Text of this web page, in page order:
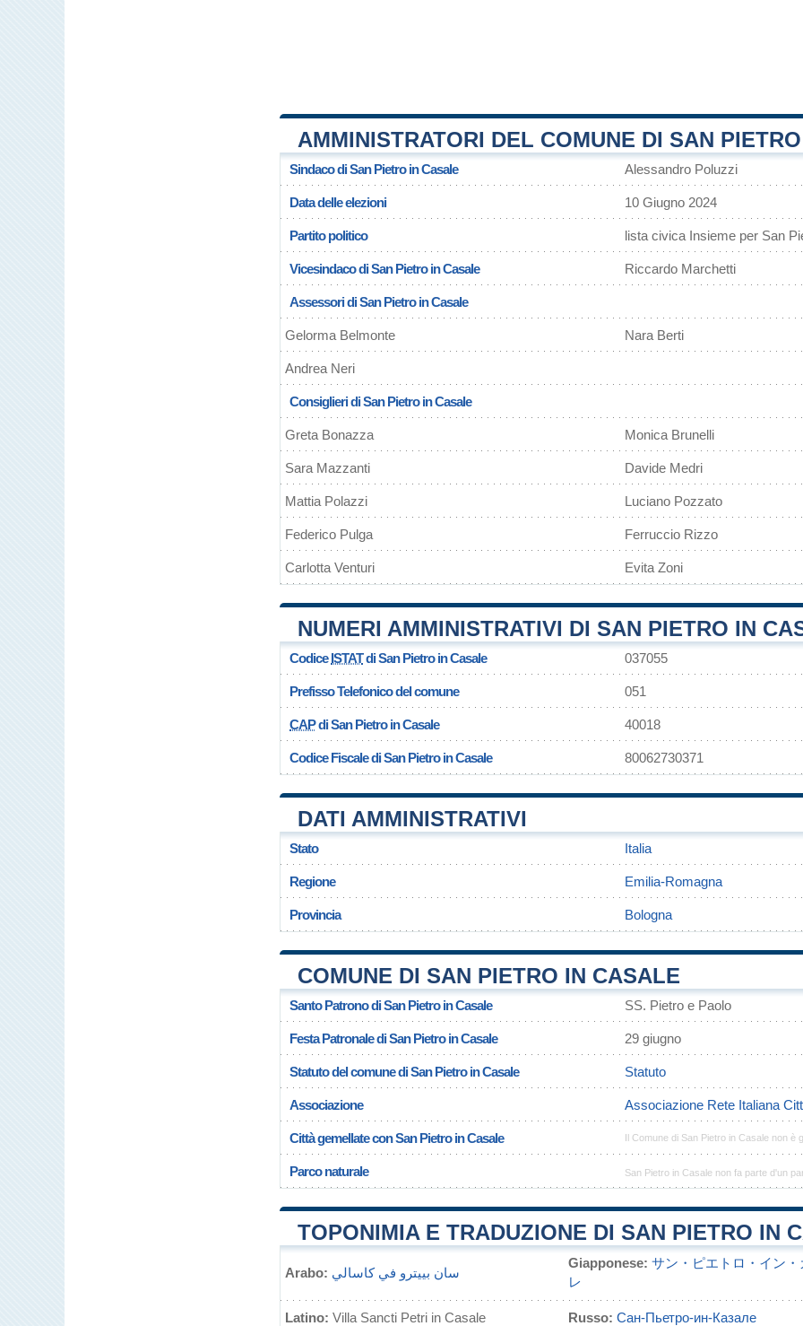
AMMINISTRATORI DEL COMUNE DI SAN
Sindaco di San Pietro in Casale Alessandro Poluzzi
Data delle elezioni 10 Giugno 2024
Partito politico lista civica Insieme per San
Vicesindaco di San Pietro in Casale Riccardo Marchetti
Assessori di San Pietro in Casale
Gelorma Belmonte Nara Berti
Andrea Neri
Consiglieri di San Pietro in Casale
Greta Bonazza Monica Brunelli
Sara Mazzanti Davide Medri
Mattia Polazzi Luciano Pozzato
Federico Pulga Ferruccio Rizzo
Carlotta Venturi Evita Zoni
NUMERI AMMINISTRATIVI DI SAN PIETRO IN
CodiceISTATdi San Pietro in Casale 037055
Prefisso Telefonico del comune 051
CAPdi San Pietro in Casale 40018
Codice Fiscale di San Pietro in Casale 80062730371
DATI AMMINISTRATIVI
Stato Italia
Regione Emilia-Romagna
Provincia Bologna
COMUNE DI SAN PIETRO IN CASALE
Santo Patrono di San Pietro in Casale SS. Pietro e Paolo
Festa Patronale di San Pietro in Casale 29 giugno
Statuto del comune di San Pietro in Casale Statuto
Associazione Associazione Rete Italiana
Città gemellate con San Pietro in Casale Il Comune di San Pietro in Casale non è
Parco naturale San Pietro in Casale non fa parte d'un
TOPONIMIA E TRADUZIONE DI SAN PIETRO IN
Arabo: سان بييترو في كاسالي
Giapponese: サン・ピエトロ・イン・
レ
Latino: Villa Sancti Petri in Casale Russo: Сан-Пьетро-ин-Казале